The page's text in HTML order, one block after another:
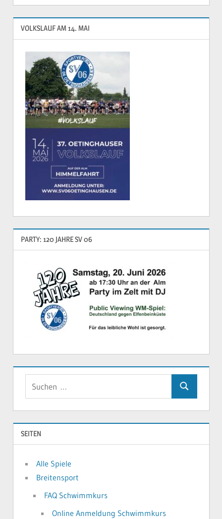
VOLKSLAUF AM 14. MAI
PARTY: 120 JAHRE SV 06
Suchen
SEITEN
Alle Spiele
Breitensport
FAQ Schwimmkurs
Online Anmeldung Schwimmkurs